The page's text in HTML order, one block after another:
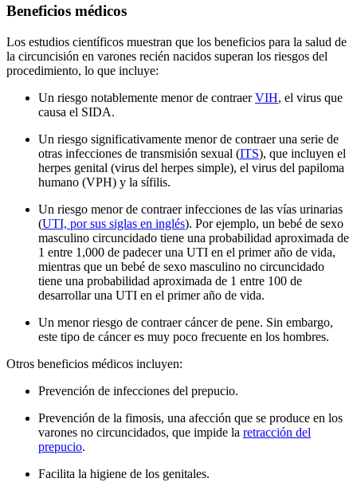
Beneficios médicos
Los estudios científicos muestran que los beneficios para la salud de
la circuncisión en varones recién nacidos superan los riesgos del
procedimiento, lo que incluye:
Un riesgo notablemente menor de contraerVIH, el virus que
causa el SIDA.
Un riesgo significativamente menor de contraer una serie de
otras infecciones de transmisión sexual (ITS), que incluyen el
herpes genital (virus del herpes simple), el virus del papiloma
humano (VPH) y la sífilis.
Un riesgo menor de contraer infecciones de las vías urinarias
(UTI, por sus siglas en inglés). Por ejemplo, un bebé de sexo
masculino circuncidado tiene una probabilidad aproximada de
1 entre 1,000 de padecer una UTI en el primer año de vida,
mientras que un bebé de sexo masculino no circuncidado
tiene una probabilidad aproximada de 1 entre 100 de
desarrollar una UTI en el primer año de vida.
Un menor riesgo de contraer cáncer de pene. Sin embargo,
este tipo de cáncer es muy poco frecuente en los hombres.
Otros beneficios médicos incluyen:
Prevención de infecciones del prepucio.
Prevención de la fimosis, una afección que se produce en los
varones no circuncidados, que impide la retracción del
prepucio.
Facilita la higiene de los genitales.